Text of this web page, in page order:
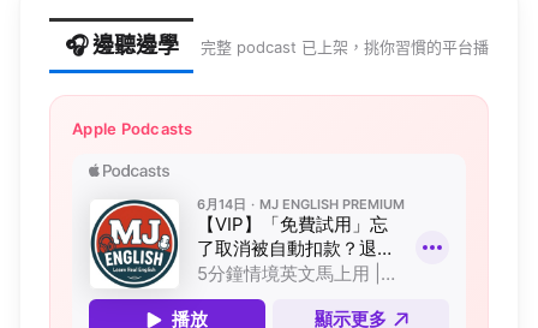
🎧 邊聽邊學 完整 podcast 已上架，挑你習慣的平台播
Apple Podcasts